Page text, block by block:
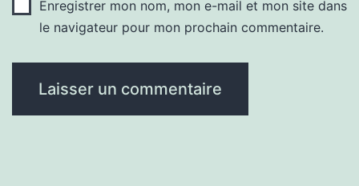
Enregistrer mon nom, mon e-mail et mon site dans
le navigateur pour mon prochain commentaire.